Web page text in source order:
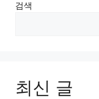
검색
최신 글